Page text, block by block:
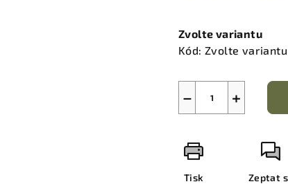
cena:
Zvolte variantu
Kód: Zvolte variantu
+
−
Tisk Zeptat